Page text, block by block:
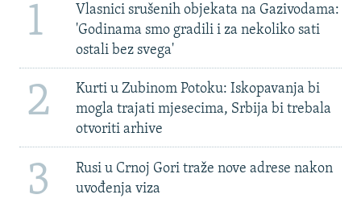
1
Vlasnici srušenih objekata na Gazivodama:
'Godinama smo gradili i za nekoliko sati
ostali bez svega'
2
Kurti u Zubinom Potoku: Iskopavanja bi
mogla trajati mjesecima, Srbija bi trebala
otvoriti arhive
3
Rusi u Crnoj Gori traže nove adrese nakon
uvođenja viza